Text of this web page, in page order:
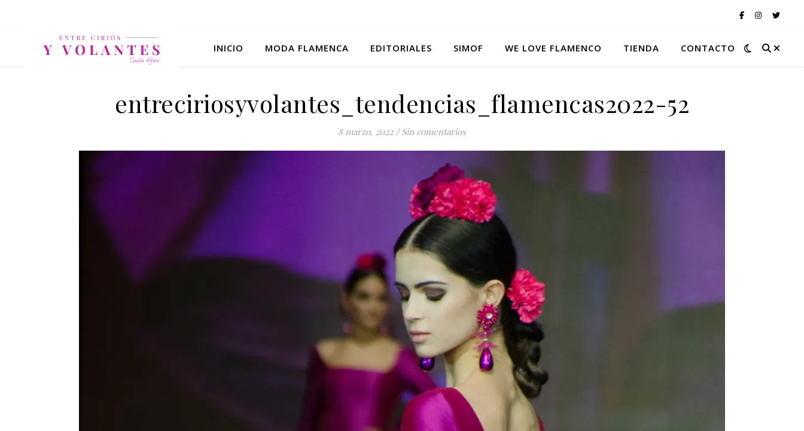
INICIO MODA FLAMENCA EDITORIALES SIMOF WE LOVE FLAMENCO TIENDA CONTACTO
entreciriosyvolantes_tendencias_flamencas2022-52
8 marzo, 2022 / Sin comentarios